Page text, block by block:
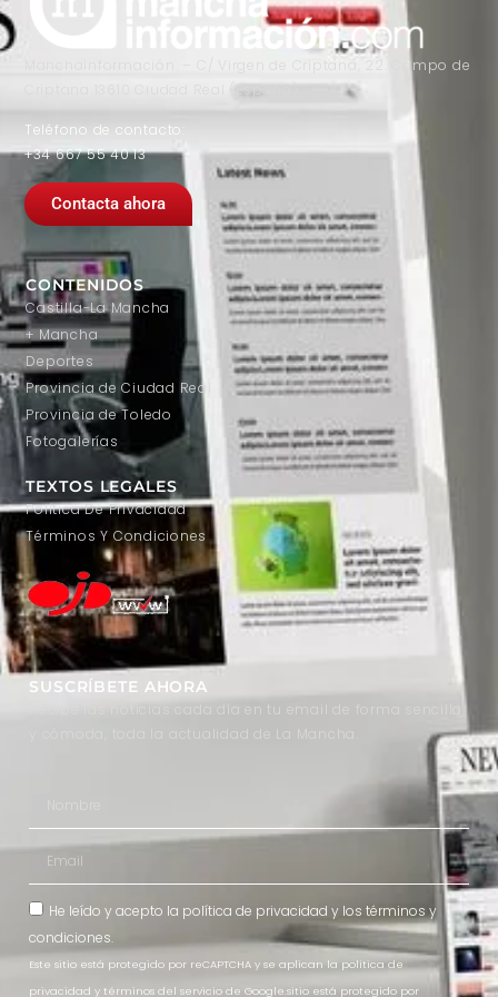
Manchainformación. – C/ Virgen de Criptana, 22. Campo de
Criptana 13610 Ciudad Real (España)
Teléfono de contacto:
+34 667 55 40 13
Contacta ahora
CONTENIDOS
Castilla-La Mancha
+ Mancha
Deportes
Provincia de Ciudad Real
Provincia de Toledo
Fotogalerías
TEXTOS LEGALES
Política De Privacidad
Términos Y Condiciones
SUSCRÍBETE AHORA
Recibe las noticias cada día en tu email de forma sencilla
y cómoda, toda la actualidad de La Mancha.
He leído y acepto la política de privacidad y lostérminos y
condiciones.
Este sitio está protegido por reCAPTCHA y se aplican la política de
privacidad y términos del servicio de Google.sitio está protegido por